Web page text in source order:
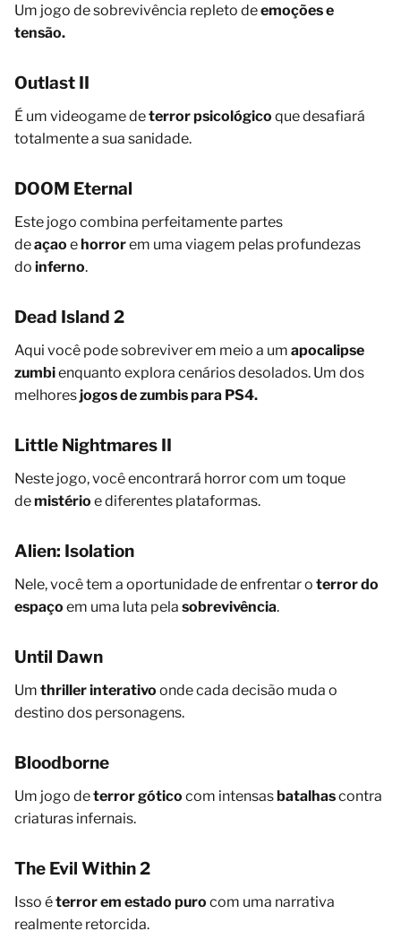
Um jogo de sobrevivência repleto deemoções e
tensão.
Outlast II
É um videogame deterror psicológico que desafiará
totalmente a sua sanidade.
DOOM Eternal
Este jogo combina perfeitamente partes
deaçao ehorrorem uma viagem pelas profundezas
do inferno.
Dead Island 2
Aqui você pode sobreviver em meio a um apocalipse
zumbienquanto explora cenários desolados. Um dos
melhoresjogos de zumbis para PS4.
Little Nightmares II
Neste jogo, você encontrará horror com um toque
demistério e diferentes plataformas.
Alien: Isolation
Nele, você tem a oportunidade de enfrentar o terror do
espaço em uma luta pela sobrevivência.
Until Dawn
Um thriller interativo onde cada decisão muda o
destino dos personagens.
Bloodborne
Um jogo deterror gótico com intensasbatalhascontra
criaturas infernais.
The Evil Within 2
Isso éterror em estado puro com uma narrativa
realmente retorcida.